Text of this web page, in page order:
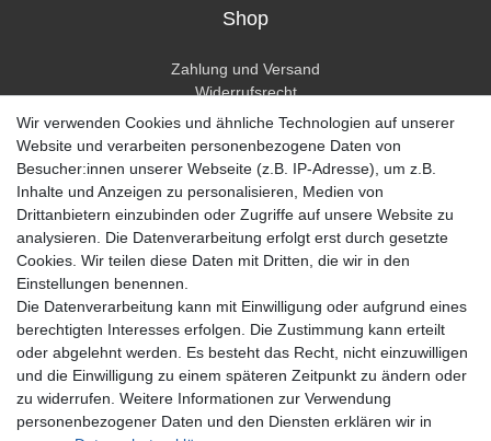
Shop
Zahlung und Versand
Widerrufsrecht
Widerrufsformular
Hilfe
Mein Konto
Registrieren
Anmelden
Unternehmen
Kontakt
Datenschutzerklärung
AGB Kundeninformationen
Impressum
Wir verwenden Cookies und ähnliche Technologien auf unserer
Website und verarbeiten personenbezogene Daten von
Besucher:innen unserer Webseite (z.B. IP-Adresse), um z.B.
Inhalte und Anzeigen zu personalisieren, Medien von
Drittanbietern einzubinden oder Zugriffe auf unsere Website zu
analysieren. Die Datenverarbeitung erfolgt erst durch gesetzte
Cookies. Wir teilen diese Daten mit Dritten, die wir in den
Einstellungen benennen.
Die Datenverarbeitung kann mit Einwilligung oder aufgrund eines
berechtigten Interesses erfolgen. Die Zustimmung kann erteilt
oder abgelehnt werden. Es besteht das Recht, nicht einzuwilligen
und die Einwilligung zu einem späteren Zeitpunkt zu ändern oder
zu widerrufen. Weitere Informationen zur Verwendung
personenbezogener Daten und den Diensten erklären wir in